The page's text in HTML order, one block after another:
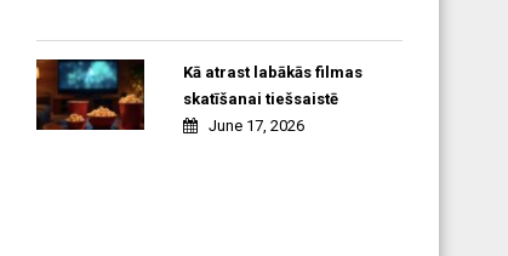
Kā atrast labākās filmas
skatīšanai tiešsaistē
June 17, 2026